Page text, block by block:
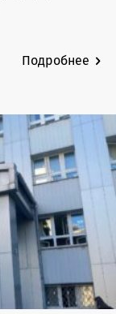
Подробнее